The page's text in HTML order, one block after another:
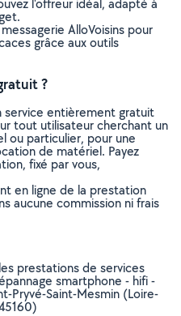
l'offreur idéal, adapté à
AlloVoisins pour
grâce aux outils
?
service entièrement gratuit
tout utilisateur cherchant un
ou particulier, pour une
de matériel. Payez
fixé par vous,
en ligne de la prestation
aucune commission ni frais
prestations de services
smartphone - hifi -
Pryvé-Saint-Mesmin (Loire-